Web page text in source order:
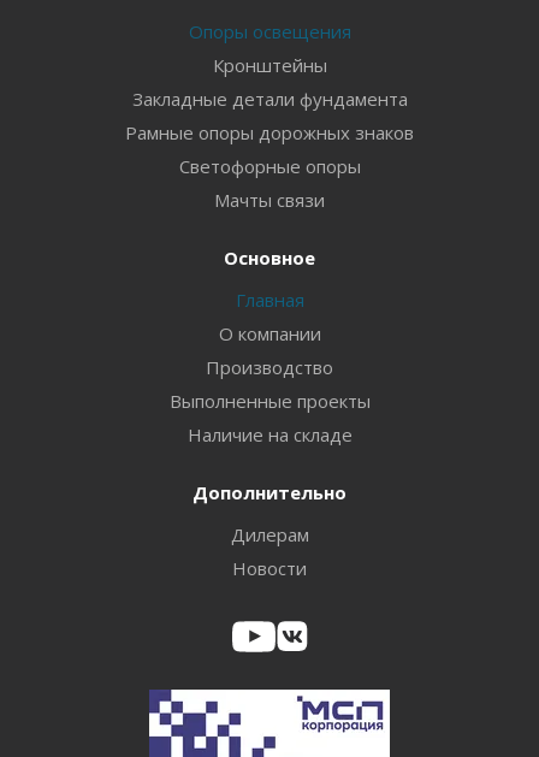
Опоры освещения
Кронштейны
Закладные детали фундамента
Рамные опоры дорожных знаков
Светофорные опоры
Мачты связи
Основное
Главная
О компании
Производство
Выполненные проекты
Наличие на складе
Дополнительно
Дилерам
Новости